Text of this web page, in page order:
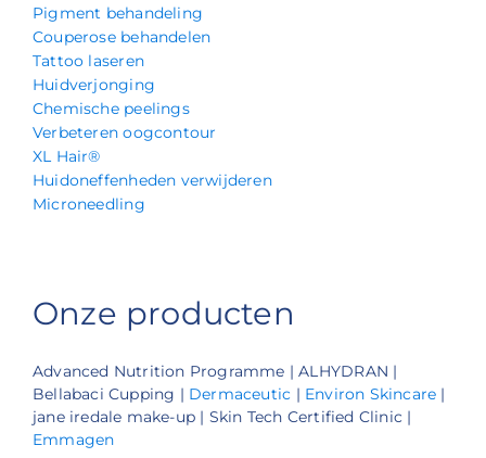
Pigment behandeling
Couperose behandelen
Tattoo laseren
Huidverjonging
Chemische peelings
Verbeteren oogcontour
XL Hair®
Huidoneffenheden verwijderen
Microneedling
Onze producten
Advanced Nutrition Programme | ALHYDRAN |
Bellabaci Cupping | Dermaceutic | Environ Skincare |
jane iredale make-up | Skin Tech Certified Clinic |
Emmagen